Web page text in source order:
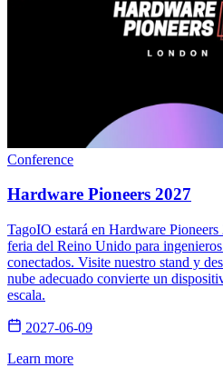
Conference
Hardware Pioneers 2027
TagoIO estará en Hardware
feria del Reino Unido para
conectados. Visite nuestro stand y
nube adecuado convierte un
escala.
2027-06-09
Learn more